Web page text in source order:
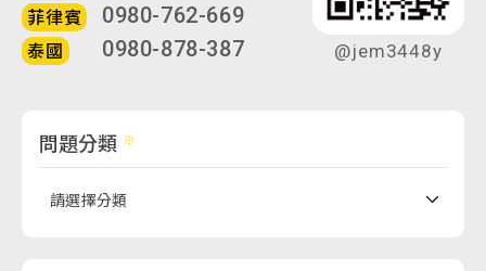
菲律賓 0980-762-669
泰國 0980-878-387 @jem3448y
問題分類